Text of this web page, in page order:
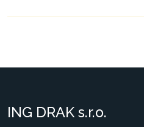
ING DRAK s.r.o.